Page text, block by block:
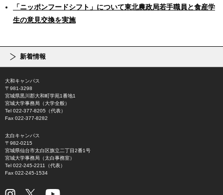
「ニッポンフードシフト」について東北農政局若手職員と食産学
生の意見交換を実施
新着情報
大和キャンパス
〒981-3298
宮城県黒川郡大和町学苑1番地1
宮城大学事務局（大学全般）
Tel 022-377-8205（代表）
Fax 022-377-8282
太白キャンパス
〒982-0215
宮城県仙台市太白区旗立二丁目2番1号
宮城大学事務局（太白事務室）
Tel 022-245-2211（代表）
Fax 022-245-1534